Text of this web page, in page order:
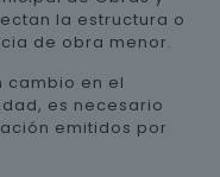
la estructura o
de obra menor.
cambio en el
es necesario
emitidos por